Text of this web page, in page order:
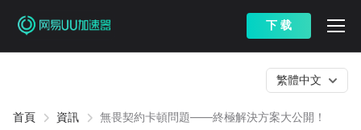
下 载
首頁 資訊 無畏契約卡頓問題——終極解決方案大公開！
繁體中文